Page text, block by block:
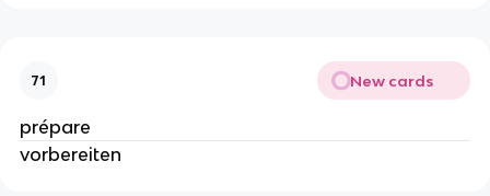
71 New cards
prépare
vorbereiten